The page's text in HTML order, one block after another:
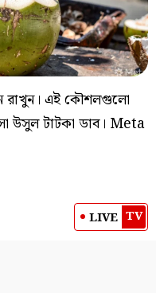
রাখুন। এই কৌশলগুলো
উসুল টাটকা ডাব। Meta
LIVE TV